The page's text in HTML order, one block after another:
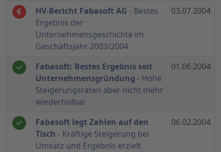
HV-Bericht Fabasoft AG - Bestes
Ergebnis der
Unternehmensgeschichte im
Geschäftsjahr 2003/2004
03.07.2004
Fabasoft: Bestes Ergebnis seit
Unternehmensgründung - Hohe
Steigerungsraten aber nicht mehr
wiederholbar
01.06.2004
Fabasoft legt Zahlen auf den
Tisch - Kräftige Steigerung bei
Umsatz und Ergebnis erzielt
06.02.2004